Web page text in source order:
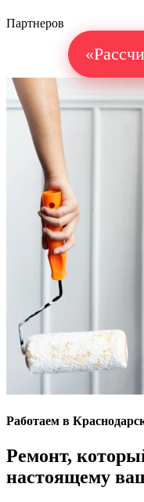
Партнеров
Работаем в
Ремонт,
настоящему